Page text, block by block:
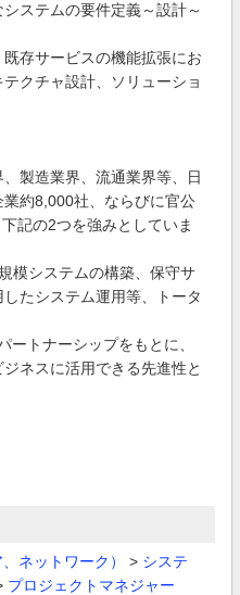
ステムの要件定義～設計～
存サービスの機能拡張にお
クチャ設計、ソリューショ
製造業界、流通業界等、日
約8,000社、ならびに官公
記の2つを強みとしていま
模システムの構築、保守サ
たシステム運用等、トータ
ートナーシップをもとに、
ネスに活用できる先進性と
ネットワーク） > システ
プロジェクトマネジャー